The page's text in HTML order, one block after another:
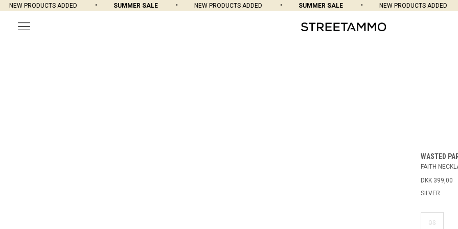
NEW PRODUCTS ADDED SUMMER SALE NEW PRODUCTS ADDED SUMMER SALE NEW PRODUCTS ADDED
WASTED
FAITH
DKK 399,00
SILVER
OS